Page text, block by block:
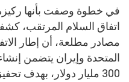
في خطوة وصفت بأنها
اتفاق السلام المرتقب،
مصادر مطلعة، أن إطار
المتحدة وإيران يتضمن
300 مليار دولار، بهدف